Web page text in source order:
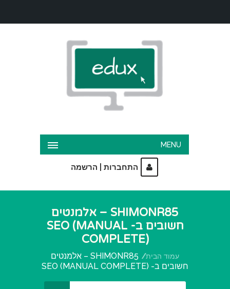
MENU
התחברות הרשמה
SHIMONR85 – אלמנטים
חשובים ב- SEO (MANUAL
COMPLETE)
עמוד הבית
SHIMONR85 – אלמנטים
חשובים ב- SEO (MANUAL COMPLETE)